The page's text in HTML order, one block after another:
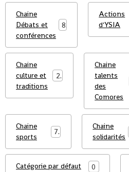
Chaine
Débats et
conférences
8
Actions
d'YSIA
Chaine
culture et
traditions
23
Chaine
talents
des
Comores
Chaine
sports
7
Chaine
solidarités
Catégorie par défaut 0